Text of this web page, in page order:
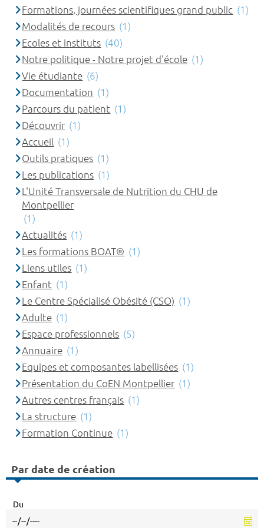
Formations, journées scientifiques grand public (1)
Modalités de recours (1)
Ecoles et instituts (40)
Notre politique - Notre projet d'école (1)
Vie étudiante (6)
Documentation (1)
Parcours du patient (1)
Découvrir (1)
Accueil (1)
Outils pratiques (1)
Les publications (1)
L'Unité Transversale de Nutrition du CHU de
Montpellier
(1)
Actualités (1)
Les formations BOAT® (1)
Liens utiles (1)
Enfant (1)
Le Centre Spécialisé Obésité (CSO) (1)
Adulte (1)
Espace professionnels (5)
Annuaire (1)
Equipes et composantes labellisées (1)
Présentation du CoEN Montpellier (1)
Autres centres français (1)
La structure (1)
Formation Continue (1)
Par date de création
Du